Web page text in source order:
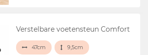
Verstelbare voetensteun Comfort
47cm 9,5cm